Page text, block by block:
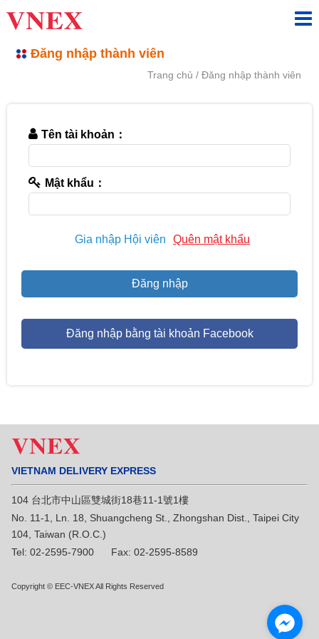
Đăng nhập thành viên
Trang chủ Đăng nhập thành viên
Tên tài khoản：
Mật khẩu：
Gia nhập Hội viên Quên mật khẩu
Đăng nhập bằng tài khoản Facebook
VIETNAM DELIVERY EXPRESS
104 台北市中山區雙城街18巷11-1號1樓
No. 11-1, Ln. 18, Shuangcheng St., Zhongshan Dist., Taipei City
104, Taiwan (R.O.C.)
Tel: 02-2595-7900 Fax: 02-2595-8589
Copyright © EEC-VNEX All Rights Reserved